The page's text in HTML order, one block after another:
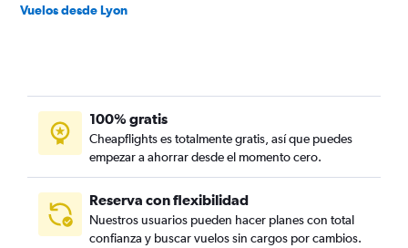
Vuelos desde Lyon
100% gratis
Cheapflights es totalmente gratis, así que puedes
empezar a ahorrar desde el momento cero.
Reserva con flexibilidad
Nuestros usuarios pueden hacer planes con total
confianza y buscar vuelos sin cargos por cambios.